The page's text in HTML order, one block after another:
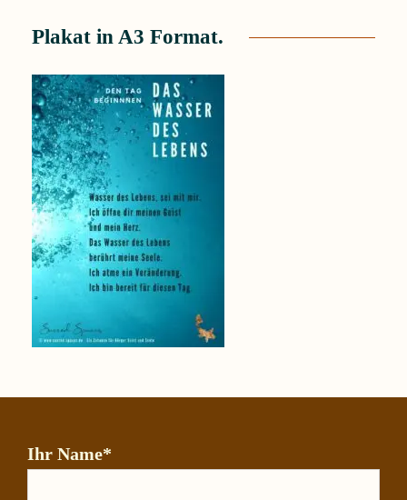
Plakat in A3 Format.
Ihr Name*